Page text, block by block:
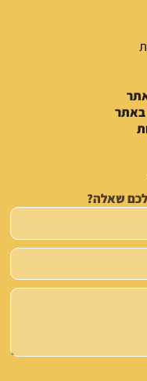
באתר
שאלה?